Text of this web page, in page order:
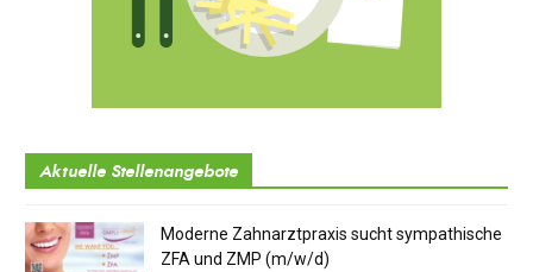
Aktuelle Stellenangebote
Moderne Zahnarztpraxis sucht sympathische
ZFA und ZMP (m/w/d)